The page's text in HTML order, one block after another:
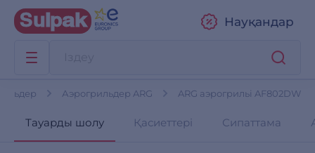
Науқандар
Аэрогрильдер ARG ARG аэрогрильі AF802DW
Тауарды шолу Қасиеттері Сипаттама